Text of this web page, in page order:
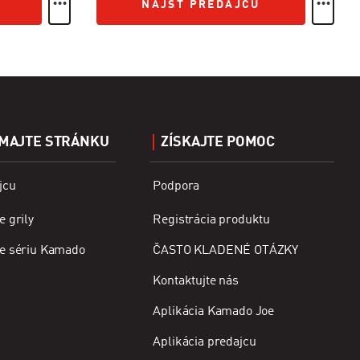
NÁJSŤ PREDAJCU
NÁJSŤ PREDAJCU
STRÁNKU
grily
sériu Kamado
ZÍSKAJTE POMOC
Podpora
Registrácia produktu
ČASTO KLADENÉ OTÁZKY
Kontaktujte nás
Aplikácia Kamado Joe
Aplikácia predajcu